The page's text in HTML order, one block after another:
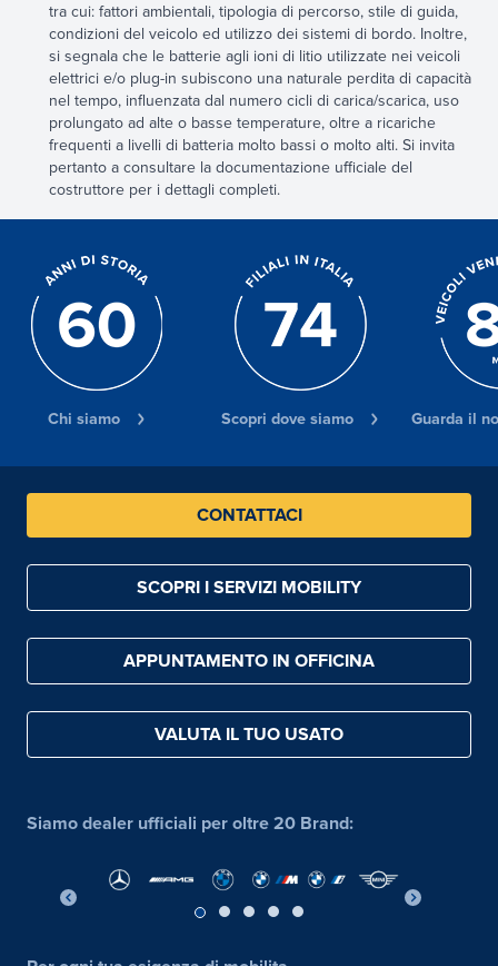
tra cui: fattori ambientali, tipologia di percorso, stile di guida,
condizioni del veicolo ed utilizzo dei sistemi di bordo. Inoltre,
si segnala che le batterie agli ioni di litio utilizzate nei veicoli
elettrici e/o plug-in subiscono una naturale perdita di capacità
nel tempo, influenzata dal numero cicli di carica/scarica, uso
prolungato ad alte o basse temperature, oltre a ricariche
frequenti a livelli di batteria molto bassi o molto alti. Si invita
pertanto a consultare la documentazione ufficiale del
costruttore per i dettagli completi.
Chi siamo Scopri dove siamo Guarda il
CONTATTACI
SCOPRI I SERVIZI MOBILITY
APPUNTAMENTO IN OFFICINA
VALUTA IL TUO USATO
Siamo dealer ufficiali per oltre 20 Brand: